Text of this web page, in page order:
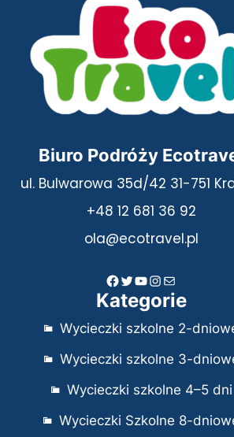
Biuro Podróży
ul. Bulwarowa 35d/42 31-751
+48 12 681 36 92
ola@ecotravel.pl
Facebook Twitter YouTube InstagramMail
Kategorie
Wycieczki szkolne 2-
Wycieczki szkolne 3-
Wycieczki szkolne 4–5 dni
Wycieczki Szkolne 8-